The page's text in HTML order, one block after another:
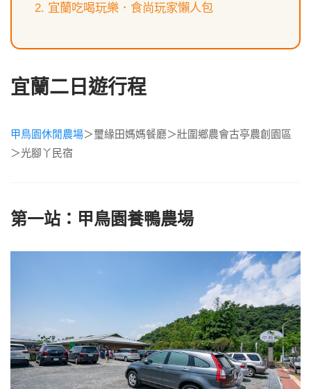
宜蘭吃喝玩樂．食尚玩家懶人包
宜蘭二日遊行程
甲鳥園休閒農場＞璽緣田媽媽餐廳＞壯圍鄉農會古亭農創園區
＞光腳丫民宿
第一站：甲鳥園養鴨農場